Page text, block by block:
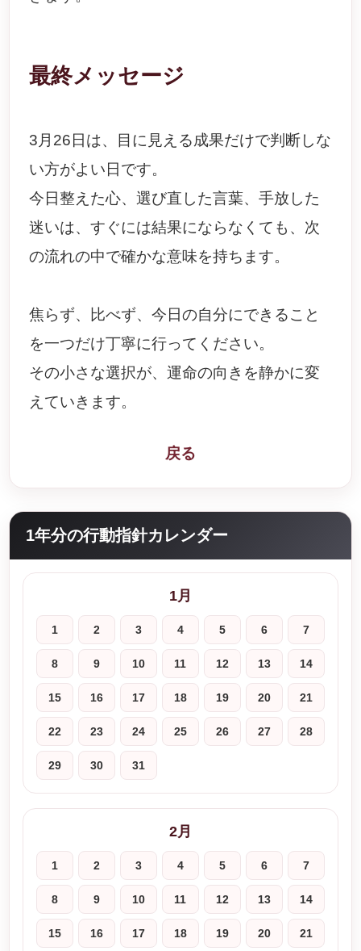
最終メッセージ
3月26日は、目に見える成果だけで判断しな
い方がよい日です。
今日整えた心、選び直した言葉、手放した
迷いは、すぐには結果にならなくても、次
の流れの中で確かな意味を持ちます。
焦らず、比べず、今日の自分にできること
を一つだけ丁寧に行ってください。
その小さな選択が、運命の向きを静かに変
えていきます。
戻る
1年分の行動指針カレンダー
1月
1 2 3 4 5 6 7
8 9 10 11 12 13 14
15 16 17 18 19 20 21
22 23 24 25 26 27 28
29 30 31
2月
1 2 3 4 5 6 7
8 9 10 11 12 13 14
15 16 17 18 19 20 21